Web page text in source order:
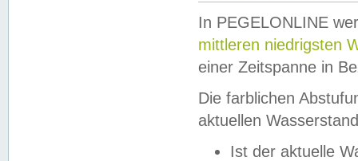
In PEGELONLINE
mittleren niedrigsten
einer Zeitspanne in
Die farblichen
aktuellen
Ist der aktuelle